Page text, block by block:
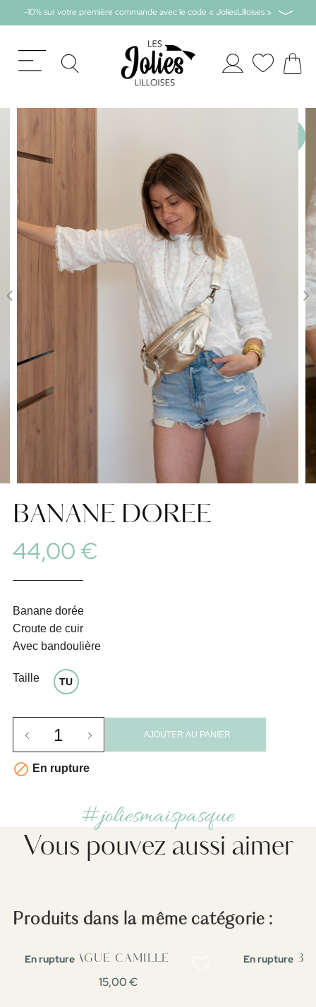
-10% sur votre première commande avec le code « JoliesLilloises »
BANANE DOREE
44,00 €
Banane dorée
Croute de cuir
Avec bandoulière
Taille TU
AJOUTER AU PANIER
 En rupture
#joliesmaispasque
Vous pouvez aussi aimer
Produits dans la même catégorie :
BAGUE CAMILLE
15,00 €
En rupture En rupture